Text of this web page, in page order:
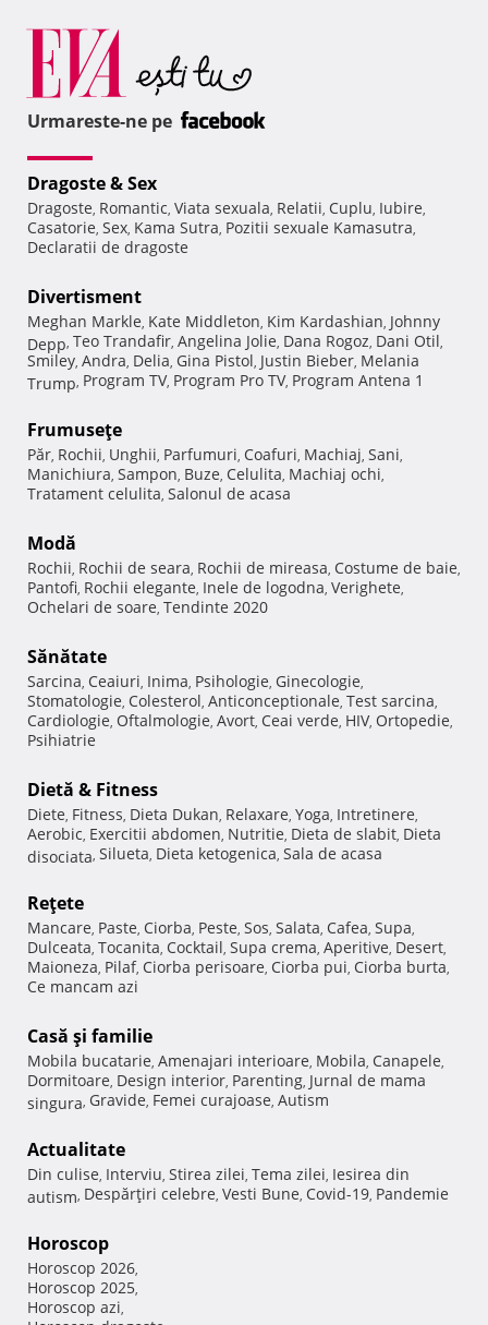
Urmareste-ne pe
Dragoste & Sex
Dragoste, Romantic, Viata sexuala, Relatii, Cuplu, Iubire,
Casatorie, Sex, Kama Sutra, Pozitii sexuale Kamasutra,
Declaratii de dragoste
Divertisment
Meghan Markle, Kate Middleton, Kim Kardashian, Johnny
Depp, Teo Trandafir, Angelina Jolie, Dana Rogoz, Dani Otil,
Smiley, Andra, Delia, Gina Pistol, Justin Bieber, Melania
Trump, Program TV, Program Pro TV, Program Antena 1
Frumuseţe
Păr, Rochii, Unghii, Parfumuri, Coafuri, Machiaj, Sani,
Manichiura, Sampon, Buze, Celulita, Machiaj ochi,
Tratament celulita, Salonul de acasa
Modă
Rochii, Rochii de seara, Rochii de mireasa, Costume de baie,
Pantofi, Rochii elegante, Inele de logodna, Verighete,
Ochelari de soare, Tendinte 2020
Sănătate
Sarcina, Ceaiuri, Inima, Psihologie, Ginecologie,
Stomatologie, Colesterol, Anticonceptionale, Test sarcina,
Cardiologie, Oftalmologie, Avort, Ceai verde, HIV, Ortopedie,
Psihiatrie
Dietă & Fitness
Diete, Fitness, Dieta Dukan, Relaxare, Yoga, Intretinere,
Aerobic, Exercitii abdomen, Nutritie, Dieta de slabit, Dieta
disociata, Silueta, Dieta ketogenica, Sala de acasa
Reţete
Mancare, Paste, Ciorba, Peste, Sos, Salata, Cafea, Supa,
Dulceata, Tocanita, Cocktail, Supa crema, Aperitive, Desert,
Maioneza, Pilaf, Ciorba perisoare, Ciorba pui, Ciorba burta,
Ce mancam azi
Casă şi familie
Mobila bucatarie, Amenajari interioare, Mobila, Canapele,
Dormitoare, Design interior, Parenting, Jurnal de mama
singura, Gravide, Femei curajoase, Autism
Actualitate
Din culise, Interviu, Stirea zilei, Tema zilei, Iesirea din
autism, Despărţiri celebre, Vesti Bune, Covid-19, Pandemie
Horoscop
Horoscop 2026,
Horoscop 2025,
Horoscop azi,